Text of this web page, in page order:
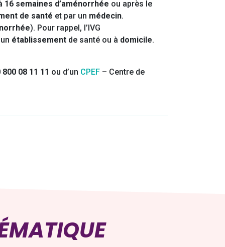
16 semaines d’aménorrhée ou après le
de santé et par un médecin.
). Pour rappel, l’IVG
établissement de santé ou à domicile.
800 08 11 11 ou d’un CPEF – Centre de